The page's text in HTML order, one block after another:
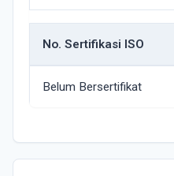
No. Sertifikasi ISO
Belum Bersertifikat